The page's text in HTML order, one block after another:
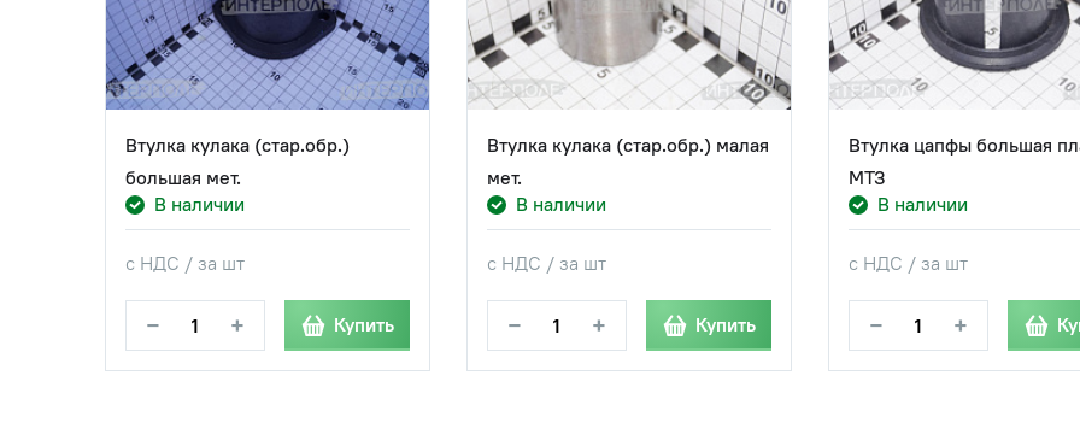
Втулка кулака (стар.обр.)
большая мет.
В наличии
с НДС / за шт
− + Купить
Втулка кулака (стар.обр.) малая
мет.
В наличии
с НДС / за шт
− + Купить
Втулка цапфы большая
МТЗ
В наличии
с НДС / за шт
− +